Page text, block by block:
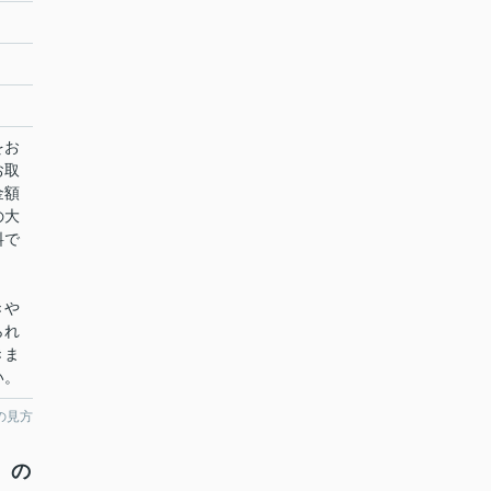
お
額
大
で
や
れ
見方
の